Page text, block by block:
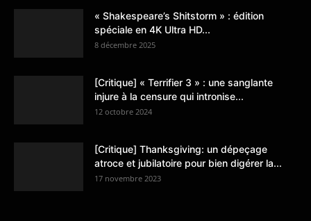
« Shakespeare’s Shitstorm » : édition
spéciale en 4K Ultra HD...
8 décembre 2025
[Critique] « Terrifier 3 » : une sanglante
injure à la censure qui intronise...
12 octobre 2024
[Critique] Thanksgiving: un dépeçage
atroce et jubilatoire pour bien digérer la...
17 novembre 2023